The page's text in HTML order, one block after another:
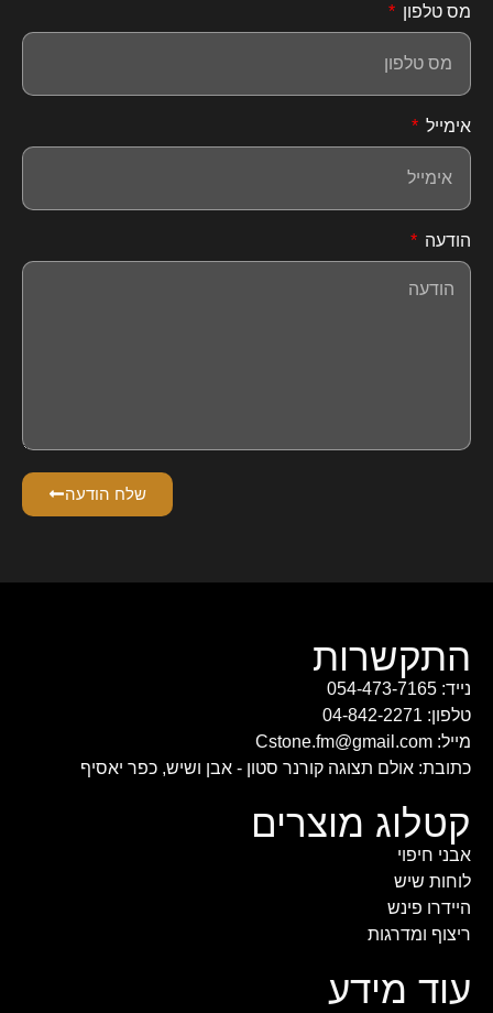
מס טלפון
אימייל
הודעה
שלח הודעה
התקשרות
נייד: 054-473-7165
טלפון: 04-842-2271
מייל: Cstone.fm@gmail.com
כתובת: אולם תצוגה קורנר סטון - אבן ושיש, כפר יאסיף
קטלוג מוצרים
אבני חיפוי
לוחות שיש
היידרו פינש
ריצוף ומדרגות
עוד מידע